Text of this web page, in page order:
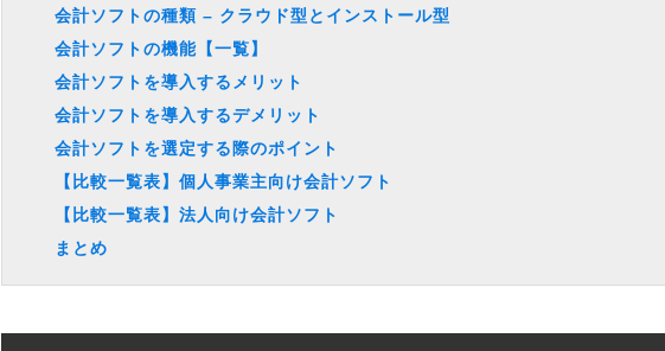
会計ソフトの種類 – クラウド型とインストール型
会計ソフトの機能【一覧】
会計ソフトを導入するメリット
会計ソフトを導入するデメリット
会計ソフトを選定する際のポイント
【比較一覧表】個人事業主向け会計ソフト
【比較一覧表】法人向け会計ソフト
まとめ